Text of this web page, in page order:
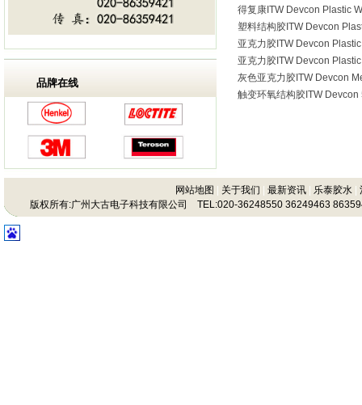
品牌在线
得复康ITW Devcon
塑料结构胶ITW Devcon
亚克力胶ITW Devcon
亚克力胶ITW Devcon
灰色亚克力胶ITW Devcon
触变环氧结构胶ITW
网站地图 关于我们 最新资讯| 乐泰胶水|
版权所有:广州大古电子科技有限公司 TEL:020-36248550 36249463